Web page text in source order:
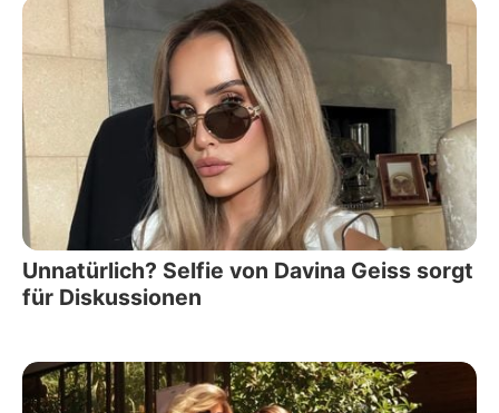
Unnatürlich? Selfie von Davina Geiss sorgt
für Diskussionen